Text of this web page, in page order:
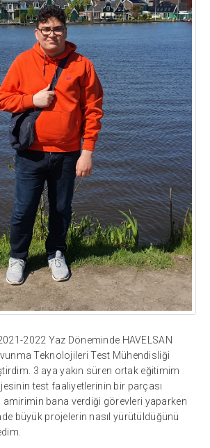
2022 Yaz Döneminde HAVELSAN
Teknolojileri Test Mühendisliği
3 aya yakın süren ortak eğitimim
test faaliyetlerinin bir parçası
bana verdiği görevleri yaparken
büyük projelerin nasıl yürütüldüğünü